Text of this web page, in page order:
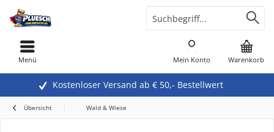
Kostenloser Versand ab € 50,- Bestellwert
Warenkorb
Mein Konto
Menü
Übersicht Wald & Wiese